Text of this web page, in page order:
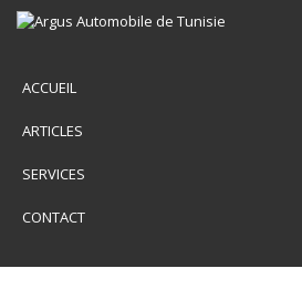
ACCUEIL
ARTICLES
SERVICES
CONTACT